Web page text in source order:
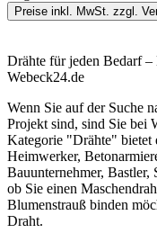
Preise inkl. MwSt. zzgl.
Drähte für jeden Bedarf
Webeck24.de
Wenn Sie auf der Suche
Projekt sind, sind Sie bei
Kategorie "Drähte" bietet
Heimwerker,
Bauunternehmer, Bastler,
ob Sie einen
Blumenstrauß binden
Draht.